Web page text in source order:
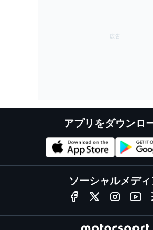
アプリをダウンロ
ソーシャルメデ